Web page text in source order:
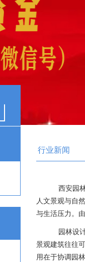
行业新闻
西安园林
人文景观与自
与生活压力。
园林设计
景观建筑往往
用在于协调园